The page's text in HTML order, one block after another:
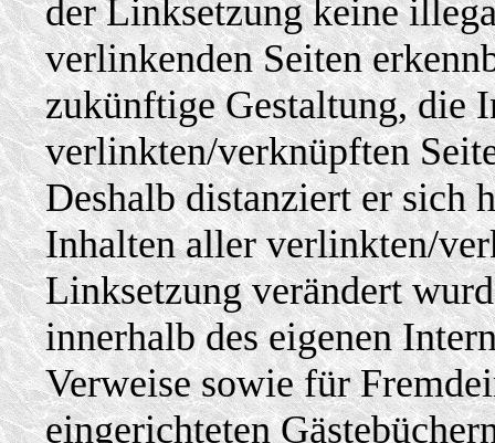
der Linksetzung keine
verlinkenden Seiten
zukünftige Gestaltung, die
verlinkten/verknüpften
Deshalb distanziert er sich
Inhalten aller verlinkten/
Linksetzung verändert
innerhalb des eigenen
Verweise sowie für
eingerichteten